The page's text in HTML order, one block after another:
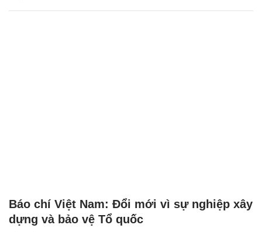
Báo chí Việt Nam: Đổi mới vì sự nghiệp xây
dựng và bảo vệ Tổ quốc